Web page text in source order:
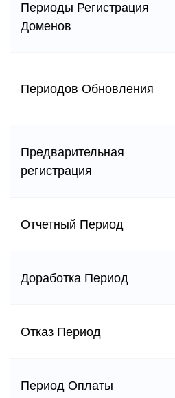
Периоды Регистрация
Доменов
Периодов Обновления
Предварительная
регистрация
Отчетный Период
Доработка Период
Отказ Период
Период Оплаты